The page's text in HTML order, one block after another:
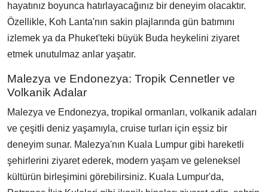
hayatınız boyunca hatırlayacağınız bir deneyim olacaktır.
Özellikle, Koh Lanta'nın sakin plajlarında gün batımını
izlemek ya da Phuket'teki büyük Buda heykelini ziyaret
etmek unutulmaz anlar yaşatır.
Malezya ve Endonezya: Tropik Cennetler ve
Volkanik Adalar
Malezya ve Endonezya, tropikal ormanları, volkanik adaları
ve çeşitli deniz yaşamıyla, cruise turları için eşsiz bir
deneyim sunar. Malezya'nın Kuala Lumpur gibi hareketli
şehirlerini ziyaret ederek, modern yaşam ve geleneksel
kültürün birleşimini görebilirsiniz. Kuala Lumpur'da,